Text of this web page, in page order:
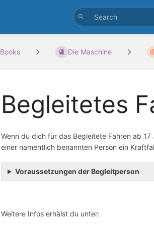
Books Die Maschine
Begleitetes
Wenn du dich für das Begleitete Fahren ab
einer namentlich benannten Person ein
Voraussetzungen der Begleitperson
Weitere Infos erhälst du unter: